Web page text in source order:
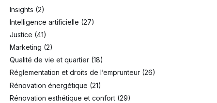
Insights (2)
Intelligence artificielle (27)
Justice (41)
Marketing (2)
Qualité de vie et quartier (18)
Réglementation et droits de l’emprunteur (26)
Rénovation énergétique (21)
Rénovation esthétique et confort (29)